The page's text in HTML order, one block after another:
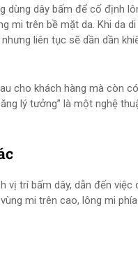
dùng dây bấm để cố định
mi trên bề mặt da. Khi da
liên tục sẽ dần dần
cho khách hàng mà còn
lý tưởng” là một nghệ
vị trí bấm dây, dẫn đến
mi trên cao, lông mi